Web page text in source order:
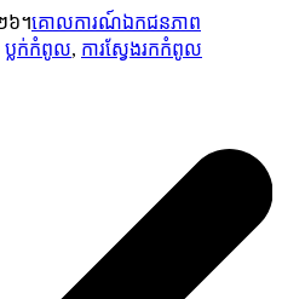
៦។គោលការណ៍ឯកជនភាព
ប្លក់​កំពូល, ការស្វែងរកកំពូល